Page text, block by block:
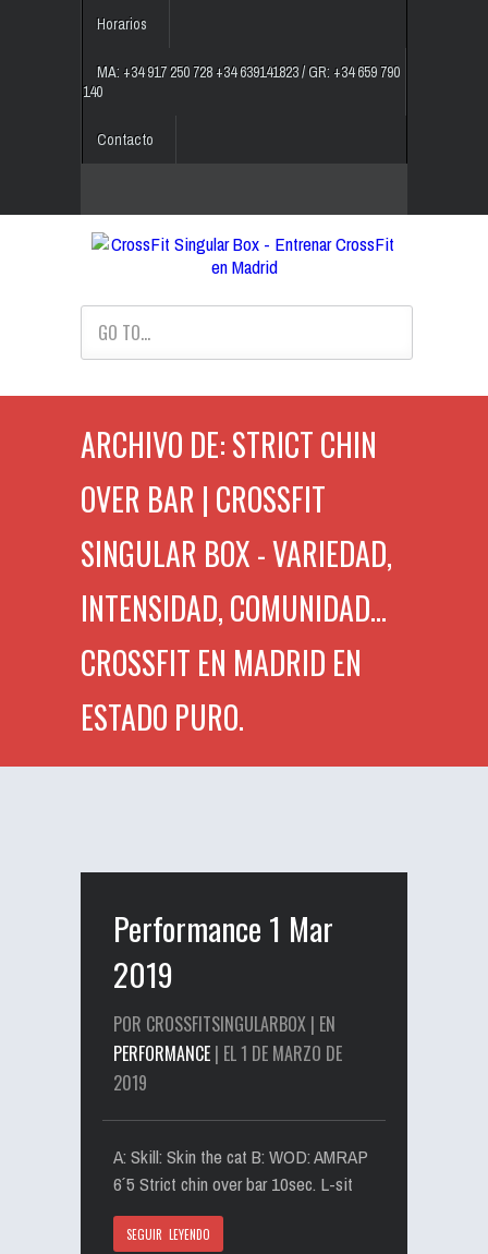
Horarios
MA: +34 917 250 728 +34 639141823 / GR: +34 659 790
140
Contacto
GO TO...
ARCHIVO DE: STRICT CHIN
OVER BAR | CROSSFIT
SINGULAR BOX - VARIEDAD,
INTENSIDAD, COMUNIDAD...
CROSSFIT EN MADRID EN
ESTADO PURO.
Performance 1 Mar
2019
POR CROSSFITSINGULARBOX | EN
PERFORMANCE | EL 1 DE MARZO DE
2019
A: Skill: Skin the cat B: WOD: AMRAP
6´ 5 Strict chin over bar 10sec. L-sit
SEGUIR LEYENDO